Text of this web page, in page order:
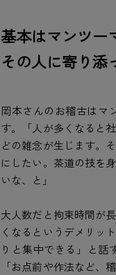
基本はマンツー
その人に寄り添
岡本さんのお稽古はマ
す。「人が多くなると
どの雑念が生じます。
にしたい。茶道の技を
いな、と」
大人数だと拘束時間が
くなるというデメリッ
りと集中できる」と話
「お点前や作法など、